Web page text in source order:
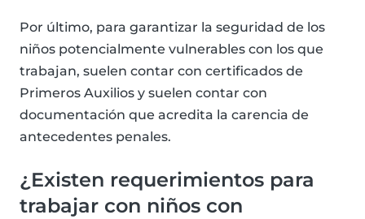
Por último, para garantizar la seguridad de los
niños potencialmente vulnerables con los que
trabajan, suelen contar con certificados de
Primeros Auxilios y suelen contar con
documentación que acredita la carencia de
antecedentes penales.
¿Existen requerimientos para
trabajar con niños con